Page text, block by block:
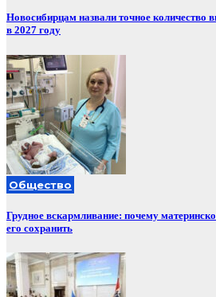
Новосибирцам назвали точное количество
в 2027 году
Общество
Грудное вскармливание: почему
его сохранить